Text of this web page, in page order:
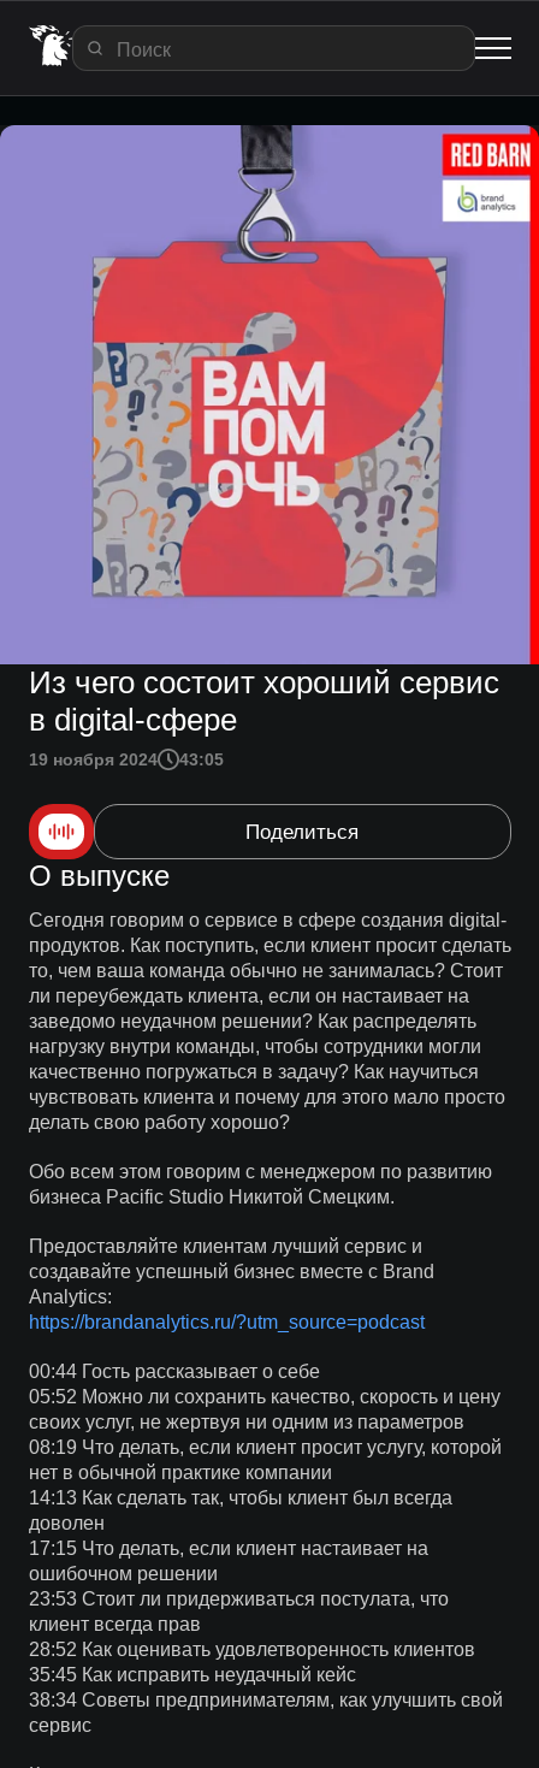
Из чего состоит хороший сервис
в digital-сфере
19 ноября 2024 43:05
Поделиться
О выпуске
Сегодня говорим о сервисе в сфере создания digital-
продуктов. Как поступить, если клиент просит сделать
то, чем ваша команда обычно не занималась? Стоит
ли переубеждать клиента, если он настаивает на
заведомо неудачном решении? Как распределять
нагрузку внутри команды, чтобы сотрудники могли
качественно погружаться в задачу? Как научиться
чувствовать клиента и почему для этого мало просто
делать свою работу хорошо?
Обо всем этом говорим с менеджером по развитию
бизнеса Pacific Studio Никитой Смецким.
Предоставляйте клиентам лучший сервис и
создавайте успешный бизнес вместе с Brand
Analytics:
https://brandanalytics.ru/?utm_source=podcast
00:44 Гость рассказывает о себе
05:52 Можно ли сохранить качество, скорость и цену
своих услуг, не жертвуя ни одним из параметров
08:19 Что делать, если клиент просит услугу, которой
нет в обычной практике компании
14:13 Как сделать так, чтобы клиент был всегда
доволен
17:15 Что делать, если клиент настаивает на
ошибочном решении
23:53 Стоит ли придерживаться постулата, что
клиент всегда прав
28:52 Как оценивать удовлетворенность клиентов
35:45 Как исправить неудачный кейс
38:34 Советы предпринимателям, как улучшить свой
сервис